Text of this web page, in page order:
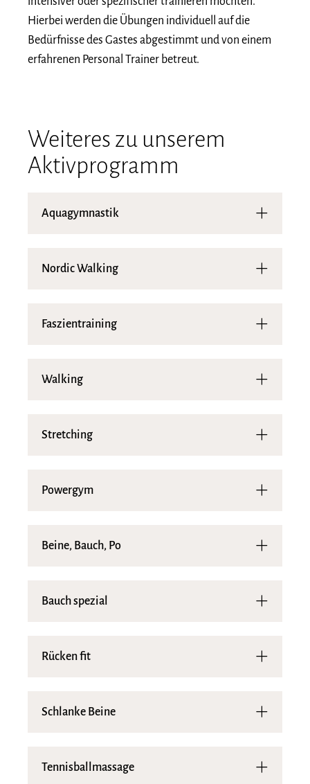
Hierbei werden die Übungen individuell auf die
Bedürfnisse des Gastes abgestimmt und von einem
erfahrenen Personal Trainer betreut.
Weiteres zu unserem
Aktivprogramm
Aquagymnastik
Nordic Walking
Faszientraining
Walking
Stretching
Powergym
Beine, Bauch, Po
Bauch spezial
Rücken fit
Schlanke Beine
Tennisballmassage